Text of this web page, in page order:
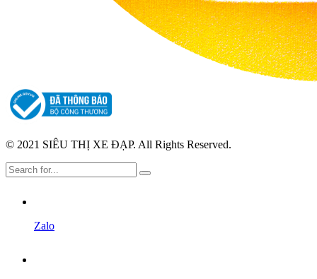
© 2021 SIÊU THỊ XE ĐẠP. All Rights Reserved.
Zalo